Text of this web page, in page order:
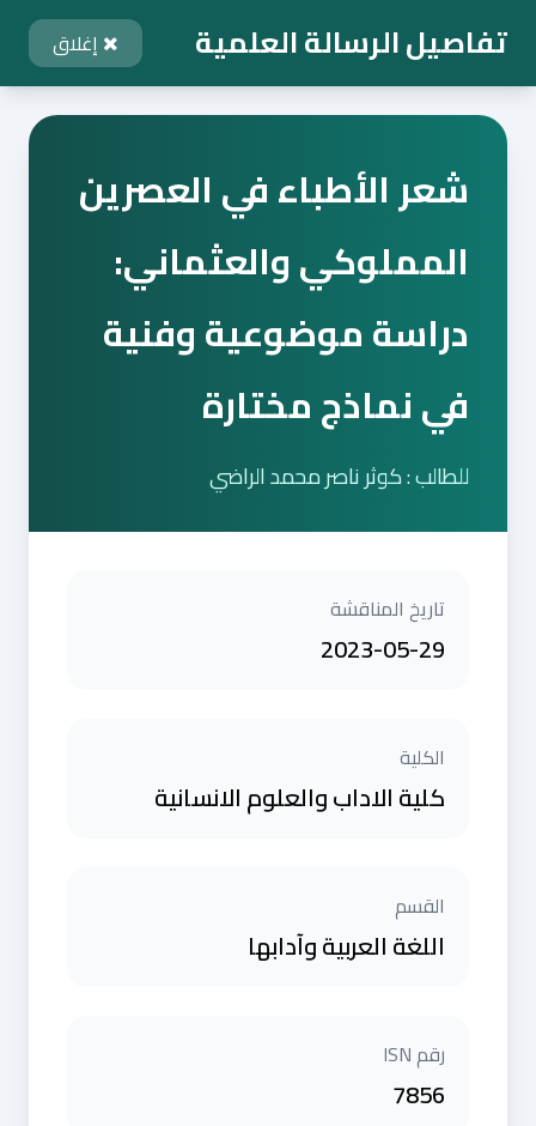
تفاصيل الرسالة العلمية
شعر الأطباء في العصرين
المملوكي والعثماني:
دراسة موضوعية وفنية
في نماذج مختارة
للطالب : كوثر ناصر محمد الراضي
تاريخ المناقشة
2023-05-29
الكلية
كلية الاداب والعلوم الانسانية
القسم
اللغة العربية وآدابها
رقم ISN
7856